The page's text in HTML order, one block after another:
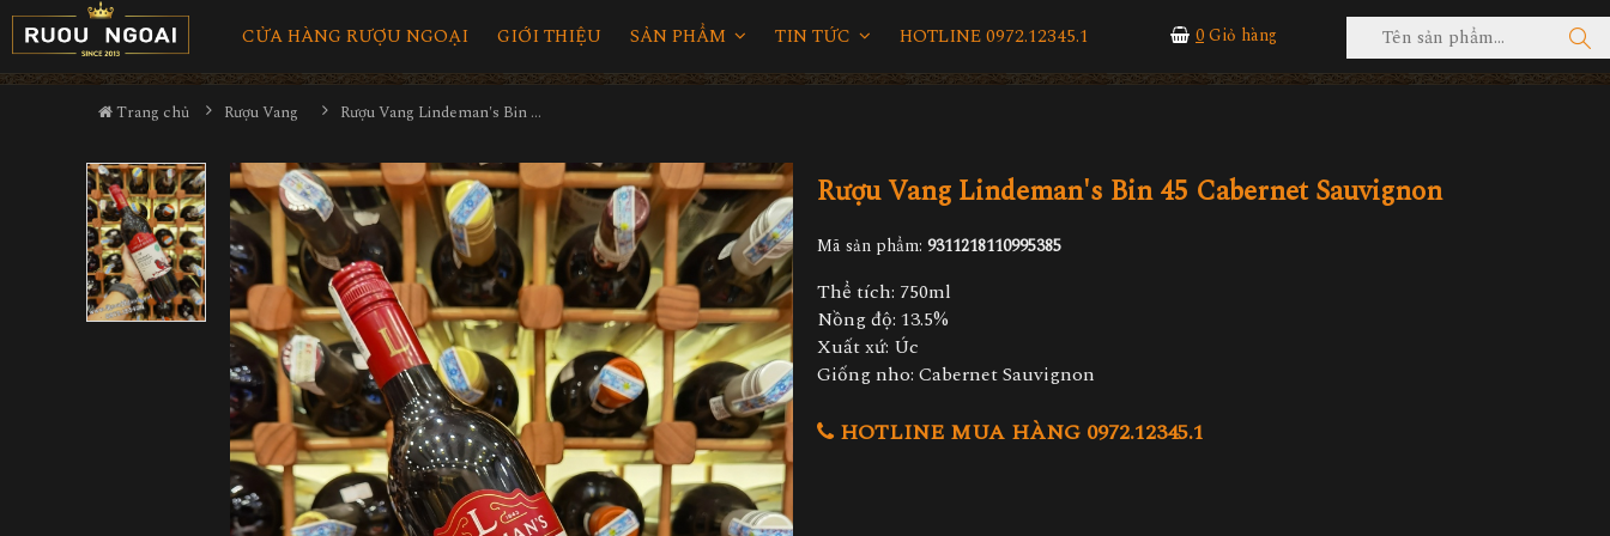
CỬA HÀNG RƯỢU NGOẠI GIỚI THIỆU SẢN PHẨM TIN TỨC HOTLINE 0972.12345.1 0Giỏ hàng
Trang chủ Rượu Vang Rượu Vang Lindeman's Bin 45 Cabernet Sauvignon
Rượu Vang Lindeman's Bin 45 Cabernet Sauvignon
Mã sản phẩm: 9311218110995385
Thể tích: 750ml
Nồng độ: 13.5%
Xuất xứ: Úc
Giống nho: Cabernet Sauvignon
HOTLINE MUA HÀNG 0972.12345.1